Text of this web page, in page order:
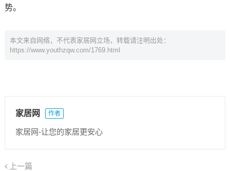
势。
本文来自网络，不代表家居网立场，转载请注明出处：
https://www.youthzqw.com/1769.html
家居网 作者
家居网-让您的家居更安心
上一篇